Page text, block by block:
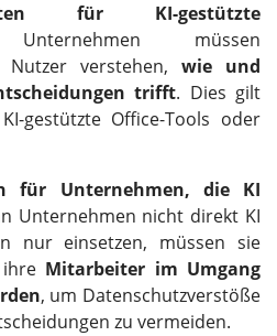
für KI-gestützte
müssen
Nutzer verstehen, wie und
trifft. Dies gilt
gestützte Office-Tools oder
für Unternehmen, die KI
Unternehmen nicht direkt KI
nur einsetzen, müssen sie
Mitarbeiter im Umgang
, um Datenschutzverstöße
zu vermeiden.